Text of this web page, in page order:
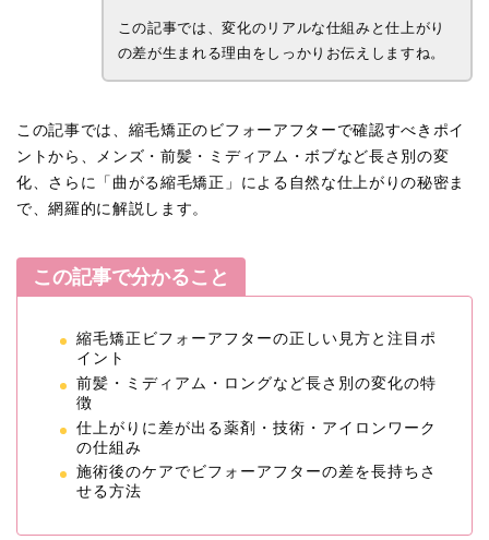
この記事では、変化のリアルな仕組みと仕上がり
の差が生まれる理由をしっかりお伝えしますね。
この記事では、縮毛矯正のビフォーアフターで確認すべきポイ
ントから、メンズ・前髪・ミディアム・ボブなど長さ別の変
化、さらに「曲がる縮毛矯正」による自然な仕上がりの秘密ま
で、網羅的に解説します。
この記事で分かること
縮毛矯正ビフォーアフターの正しい見方と注目ポ
イント
前髪・ミディアム・ロングなど長さ別の変化の特
徴
仕上がりに差が出る薬剤・技術・アイロンワーク
の仕組み
施術後のケアでビフォーアフターの差を長持ちさ
せる方法